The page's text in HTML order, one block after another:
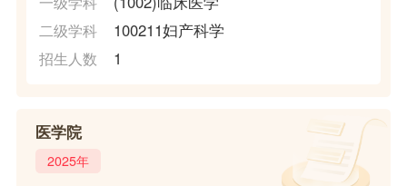
二级学科 100211妇产科学
招生人数 1
医学院
2025年